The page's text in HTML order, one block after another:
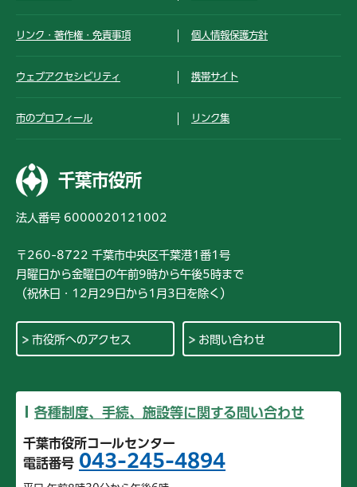
リンク・著作権・免責事項 個人情報保護方針
ウェブアクセシビリティ 携帯サイト
市のプロフィール リンク集
千葉市役所
法人番号 6000020121002
〒260-8722 千葉市中央区千葉港1番1号
月曜日から金曜日の午前9時から午後5時まで
（祝休日・12月29日から1月3日を除く）
市役所へのアクセス お問い合わせ
各種制度、手続、施設等に関する問い合わせ
千葉市役所コールセンター
電話番号 043-245-4894